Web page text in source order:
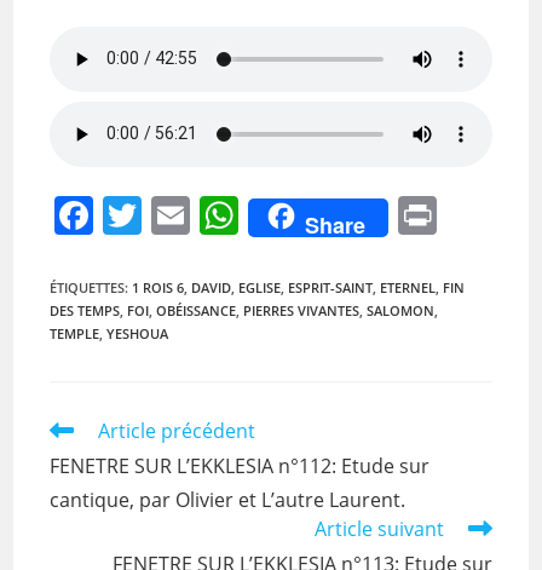
F
c
e
o
k
T
itt
er
E
ai
l
W
h
at
s
p
Share
t
ÉTIQUETTES: 1 ROIS 6 DAVID EGLISE ESPRIT-SAINT ETERNEL
FIN
DES TEMPS FOI OBÉISSANCE PIERRES VIVANTES SALOMON
TEMPLE YESHOUA
Read
articles
Article précédent
FENETRE SUR L’EKKLESIA n°112: Etude sur
cantique, par Olivier et L’autre Laurent.
Article suivant
FENETRE SUR L’EKKLESIA n°113: Etude sur